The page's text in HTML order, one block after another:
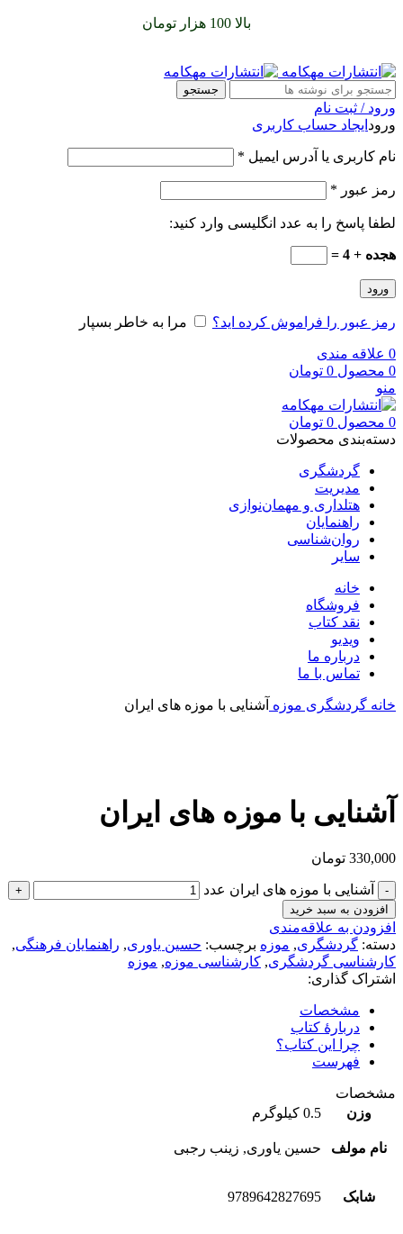
بالا 100 هزار تومان
جستجو
ورود / ثبت نام
ورود ایجاد حساب کاربری
نام کاربری یا آدرس ایمیل *
رمز عبور *
لطفا پاسخ را به عدد انگلیسی وارد کنید:
هجده + 4 =
ورود
رمز عبور را فراموش کرده اید؟ مرا به خاطر بسپار
0 علاقه مندی
0 محصول 0 تومان
منو
0 محصول 0 تومان
دسته‌بندی محصولات
گردشگری
مدیریت
هتلداری و مهمان‌نوازی
راهنمایان
روان‌شناسی
سایر
خانه
فروشگاه
نقد کتاب
ویدیو
درباره‌ ما
تماس با ما
خانه گردشگری موزه آشنایی با موزه های ایران
آشنایی با موزه های ایران
330,000 تومان
آشنایی با موزه های ایران عدد
افزودن به سبد خرید
افزودن به علاقه‌مندی
دسته: گردشگری, موزه برچسب: حسین یاوری, راهنمایان فرهنگی,
کارشناسی گردشگری, کارشناسی موزه, موزه
اشتراک گذاری:
مشخصات
دربارهٔ کتاب
چرا این کتاب؟
فهرست
مشخصات
وزن
0.5 کیلوگرم
نام مولف حسین یاوری, زینب رجبی
شابک 9789642827695